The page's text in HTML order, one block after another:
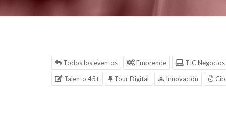
Todos los eventos Emprende
TIC Negocios
Talento 45+
Tour Digital Innovación